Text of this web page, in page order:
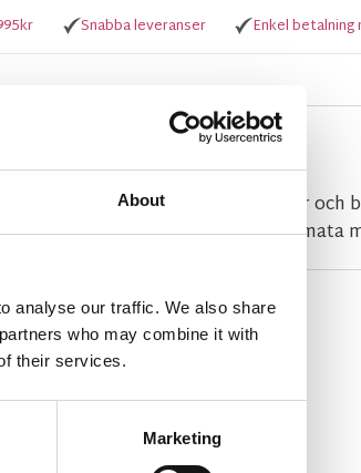
About
analyse our traffic. We also share
who may combine it with
their services.
Marketing
Snabba leveranser Enkel betalning
i massiv oljad ek. Perfekt till tavlor och
bredvid för att få till det ultimata